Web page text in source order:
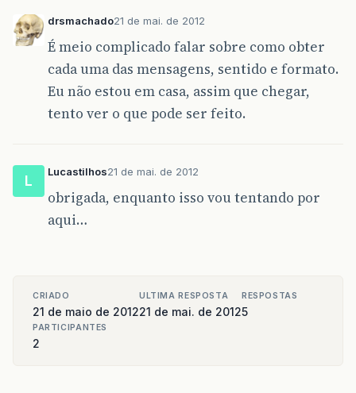
drsmachado21 de mai. de 2012
É meio complicado falar sobre como obter
cada uma das mensagens, sentido e formato.
Eu não estou em casa, assim que chegar,
tento ver o que pode ser feito.
L
Lucastilhos21 de mai. de 2012
obrigada, enquanto isso vou tentando por
aqui…
CRIADO
21 de maio de 2012
ULTIMA RESPOSTA
21 de mai. de 2012
RESPOSTAS
5
PARTICIPANTES
2